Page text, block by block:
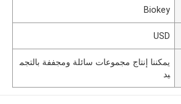
Biokey
USD
يمكننا إنتاج مجموعات سائلة ومجففة بالتجم
يد